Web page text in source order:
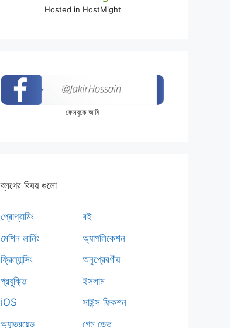
Hosted in HostMight
ফেসবুকে আমি
ব্লগের বিষয় গুলো
প্রোগ্রামিং
মেশিন লার্নিং
ফ্রিল্যান্সিং
প্রযুক্তি
iOS
অ্যান্ড্রয়েড
বই
অ্যাপলিকেশন
অনুপ্রেরণীয়
ইসলাম
সাইন্স ফিকশন
গেম ডেভ